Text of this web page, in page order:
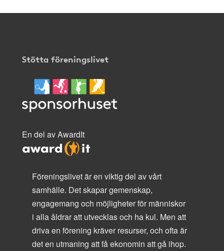
Stötta föreningslivet
En del av AwardIt
Föreningslivet är en viktig del av vårt
samhälle. Det skapar gemenskap,
engagemang och möjligheter för människor
i alla åldrar att utvecklas och ha kul. Men att
driva en förening kräver resurser, och ofta är
det en utmaning att få ekonomin att gå ihop.